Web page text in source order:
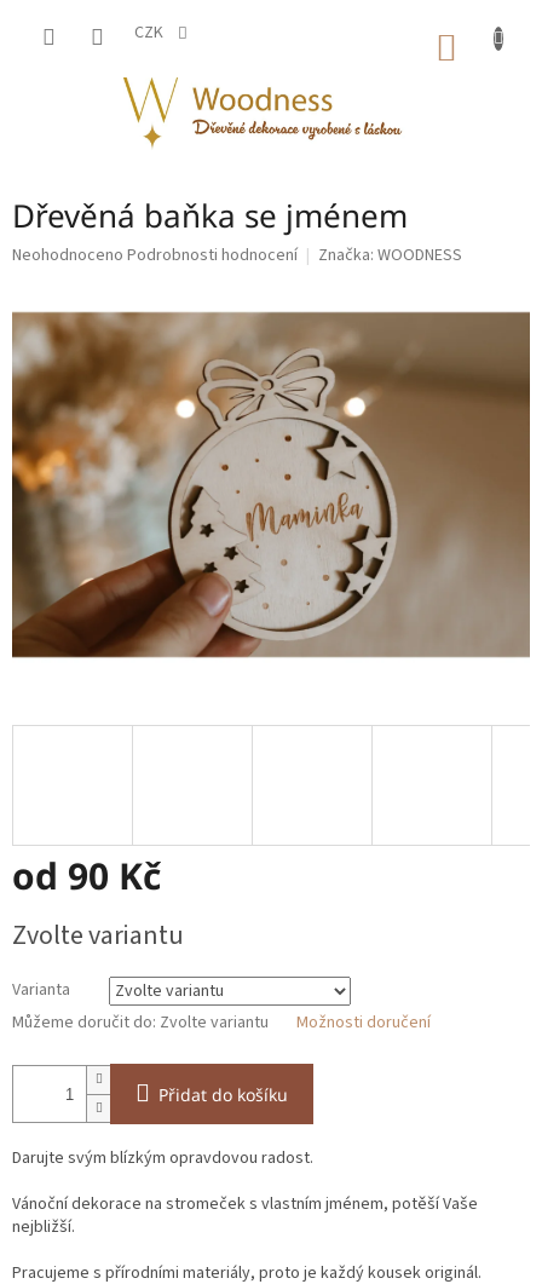
CZK
Dřevěná baňka se jménem
Průměrné
je
0,0
z
hvězdiček.
Neohodnoceno Podrobnosti hodnocení Značka: WOODNESS
od 90 Kč
cena:
Zvolte variantu
Varianta
Můžeme doručit do: Zvolte variantu Možnosti doručení
Přidat do košíku
Darujte svým blízkým opravdovou radost.
Vánoční dekorace na stromeček s vlastním jménem, potěší Vaše
nejbližší.
Pracujeme s přírodními materiály, proto je každý kousek originál.